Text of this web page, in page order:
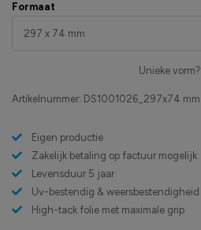
Artikelnummer: DS1001026_297x74 mm
Eigen productie
Zakelijk betaling op factuur mogelijk
Levensduur 5 jaar
Uv-bestendig & weersbestendigheid
High-tack folie met maximale grip
Formaat
Unieke vorm?